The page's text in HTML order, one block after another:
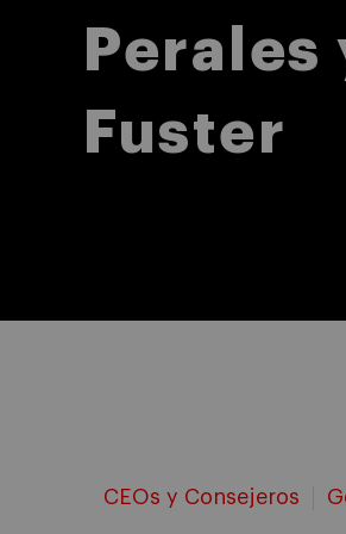
Fuster
CEOs y Consejeros